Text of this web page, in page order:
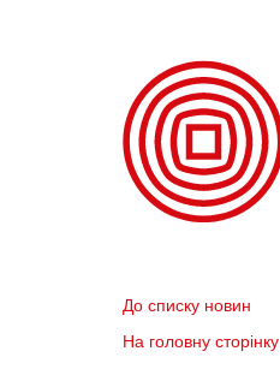
До списку новин
На головну сторінку